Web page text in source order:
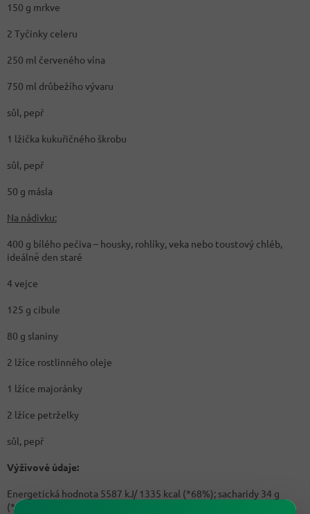
150 g mrkve
2 Tyčinky celeru
250 ml červeného vína
750 ml drůbežího vývaru
sůl, pepř
1 lžička kukuřičného škrobu
sůl, pepř
50 g másla
Na nádivku:
400 g bílého pečiva – housky, rohlíky, veka nebo toustový chléb,
ideálně den staré
4 vejce
125 g cibule
80 g slaniny
2 lžíce rostlinného oleje
1 lžíce majoránky
2 lžíce petrželky
sůl, pepř
Výživové údaje:
Energetická hodnota 5587 kJ/ 1335 kcal (*68%); sacharidy 34 g
(*13%); bílkoviny 58 g (*115%); tuky 105 g (*150%):